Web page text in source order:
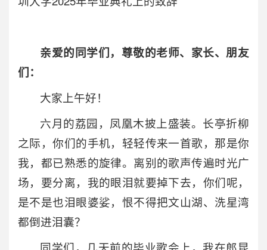
亲爱的同学们，尊敬的老师、家长、朋友
们：
大家上午好！
六月的荔园，凤凰木披上盛装。长亭折柳
之际，你们的手机，轻轻传来一首歌，那是你
我，都已熟悉的旋律。离别的歌声传遍时光广
场，要分离，我的眼泪就要掉下去，你们呢，
是不是也泪眼婆娑，恨不得把文山湖、洗星湾
都倒进泪囊？